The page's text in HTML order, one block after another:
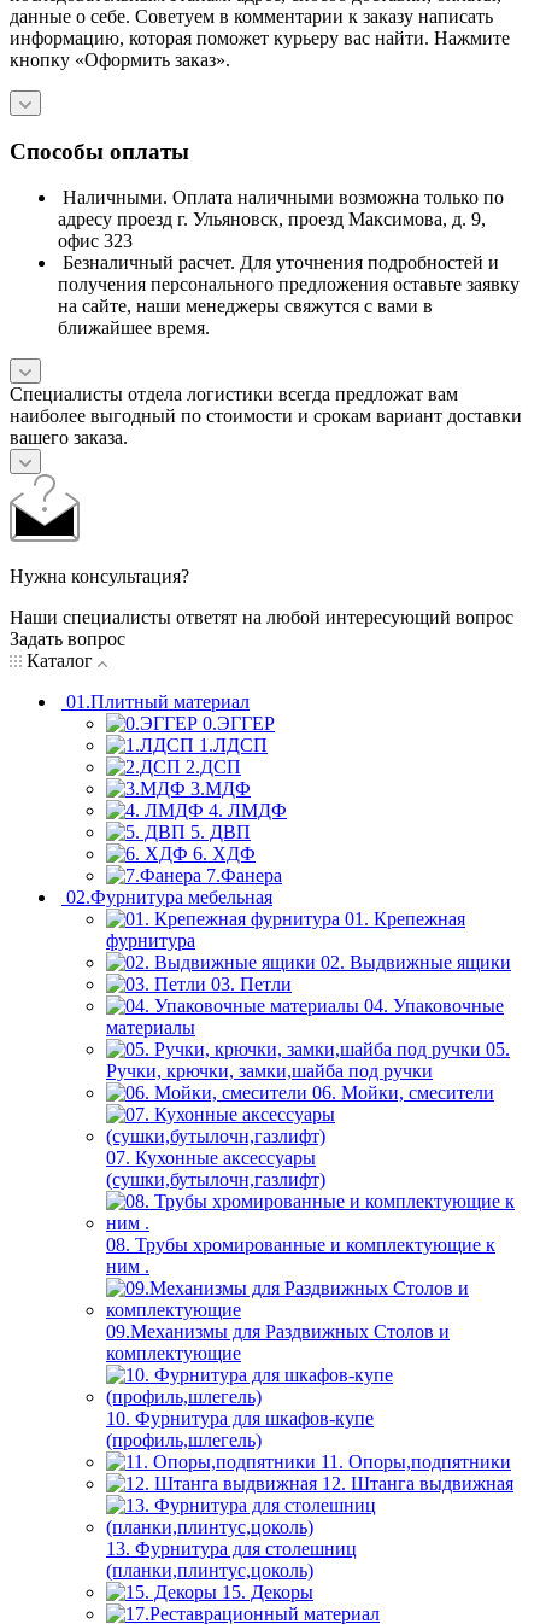
данные о себе. Советуем в комментарии к заказу написать
информацию, которая поможет курьеру вас найти. Нажмите
кнопку «Оформить заказ».
Способы оплаты
Наличными. Оплата наличными возможна только по
адресу проезд г. Ульяновск, проезд Максимова, д. 9,
офис 323
Безналичный расчет. Для уточнения подробностей и
получения персонального предложения оставьте заявку
на сайте, наши менеджеры свяжутся с вами в
ближайшее время.
Специалисты отдела логистики всегда предложат вам
наиболее выгодный по стоимости и срокам вариант доставки
вашего заказа.
Нужна консультация?
Наши специалисты ответят на любой интересующий вопрос
Задать вопрос
Каталог
01.Плитный материал
0.ЭГГЕР
1.ЛДСП
2.ДСП
3.МДФ
4. ЛМДФ
5. ДВП
6. ХДФ
7.Фанера
02.Фурнитура мебельная
01. Крепежная
фурнитура
02. Выдвижные ящики
03. Петли
04. Упаковочные
материалы
05.
Ручки, крючки, замки,шайба под ручки
06. Мойки, смесители
07. Кухонные аксессуары
(сушки,бутылочн,газлифт)
08. Трубы хромированные и комплектующие к
ним .
09.Механизмы для Раздвижных Столов и
комплектующие
10. Фурнитура для шкафов-купе
(профиль,шлегель)
11. Опоры,подпятники
12. Штанга выдвижная
13. Фурнитура для столешниц
(планки,плинтус,цоколь)
15. Декоры